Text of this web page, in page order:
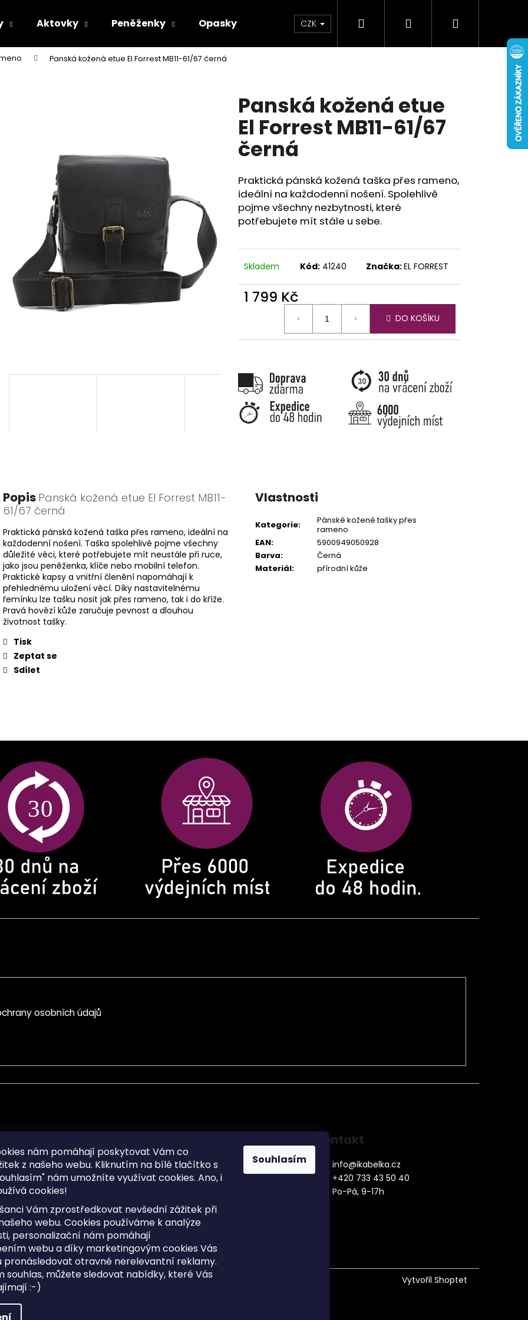
nám pomáhají poskytovat Vám co
z našeho webu. Kliknutím na bílé tlačítko s
nám umožníte využívat cookies. Ano, i
cookies!
Vám zprostředkovat nevšední zážitek při
webu. Cookies používáme k analýze
personalizační nám pomáhají
webu a díky marketingovým cookies Vás
pronásledovat otravné nerelevantní reklamy.
souhlas, můžete sledovat nabídky, které Vás
:-)
Souhlasím
Aktovky Peněženky Opasky Doplňky Novinky
CZK Hledat PřihlášeníNákupní
Panská kožená etue El Forrest MB11-61/67 černá
Panská kožená etue
El Forrest MB11-61/67
černá
Praktická pánská kožená taška přes rameno,
ideální na každodenní nošení. Spolehlivě
pojme všechny nezbytnosti, které
potřebujete mít stále u sebe.
Skladem Kód: 41240 Značka:EL FORREST
1 799 Kč
DO KOŠÍKU
Popis Panská kožená etue El Forrest MB11-
61/67 černá
Praktická pánská kožená taška přes rameno, ideální na
každodenní nošení. Taška spolehlivě pojme všechny
důležité věci, které potřebujete mít neustále při ruce,
jako jsou peněženka, klíče nebo mobilní telefon.
Praktické kapsy a vnitřní členění napomáhají k
přehlednému uložení věcí. Díky nastavitelnému
řemínku lze tašku nosit jak přes rameno, tak i do kříže.
Pravá hovězí kůže zaručuje pevnost a dlouhou
životnost tašky.
Tisk
Zeptat se
Sdílet
Vlastnosti
Kategorie:
Pánské kožené tašky přes
rameno
EAN:
5900949050928
Barva:
Černá
Materiál: přírodní kůže
Co potřebujete najít?
Doporučujeme
osobních údajů
osobních údajů
dotazy
cookies
Sitemap
Doprava a Platba
Postup vrácení zboží ve 30 denní
lhůtě
Obchodní podmínky
Kontakt
info@ikabelka.cz
+420 733 43 50 40
Po-Pá, 9-17h
Vytvořil Shoptet
Upravit nastavení cookies